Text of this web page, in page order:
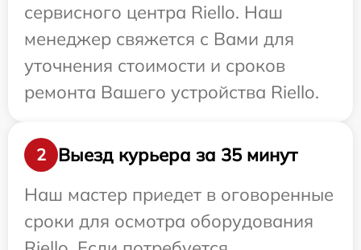
сервисного центра Riello. Наш
менеджер свяжется с Вами для
уточнения стоимости и сроков
ремонта Вашего устройства Riello.
2
Выезд курьера за 35 минут
Наш мастер приедет в оговоренные
сроки для осмотра оборудования